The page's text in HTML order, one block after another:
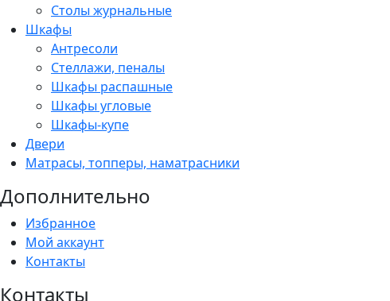
Столы журнальные
Шкафы
Антресоли
Стеллажи, пеналы
Шкафы распашные
Шкафы угловые
Шкафы-купе
Двери
Матрасы, топперы, наматрасники
Дополнительно
Избранное
Мой аккаунт
Контакты
Контакты